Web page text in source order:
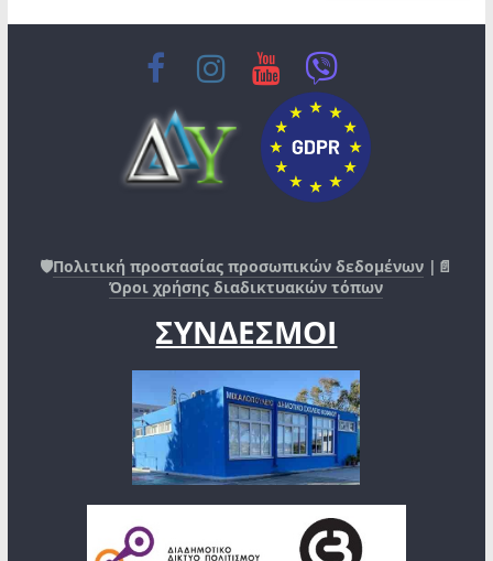
🛡️Πολιτική προστασίας προσωπικών δεδομένων |📄
Όροι χρήσης διαδικτυακών τόπων
ΣΥΝΔΕΣΜΟΙ